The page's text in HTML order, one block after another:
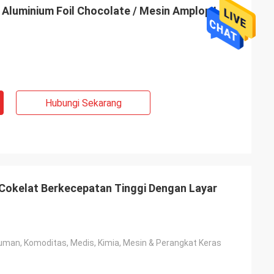
Foil Chocolate / Mesin Amplop Lipat
Hubungi Sekarang
Berkecepatan Tinggi Dengan Layar
Komoditas, Medis, Kimia, Mesin & Perangkat Keras